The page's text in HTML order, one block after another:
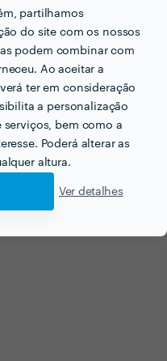
partilhamos
do site com os nossos
podem combinar com
Ao aceitar a
ter em consideração
a personalização
serviços, bem como a
Poderá alterar as
altura.
Ver detalhes
de Excelência
conseguiu a maior